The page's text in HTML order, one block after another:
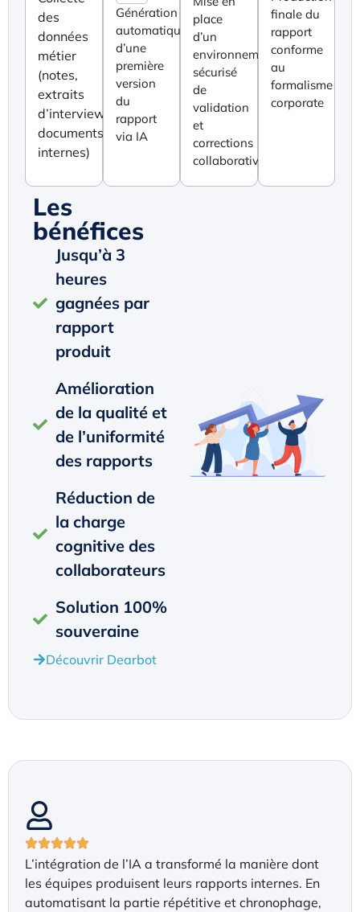
des
données
métier
(notes,
extraits
d’interviews,
documents
internes)
Génération
automatique
d’une
première
version
du
rapport
via IA
place
d’un
environnement
sécurisé
de
validation
et
corrections
collaboratives
finale du
rapport
conforme
au
formalisme
corporate
Les
bénéfices
Jusqu’à 3
heures
gagnées par
rapport
produit
Amélioration
de la qualité et
de l’uniformité
des rapports
Réduction de
la charge
cognitive des
collaborateurs
Solution 100%
souveraine
Découvrir Dearbot
L’intégration de l’IA a transformé la manière dont
les équipes produisent leurs rapports internes. En
automatisant la partie répétitive et chronophage,